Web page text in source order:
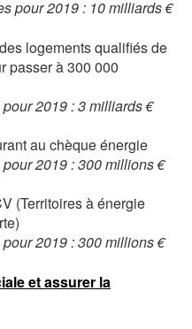
pour 2019 : 10 milliards €
logements qualifiés de
passer à 300 000
2019 : 3 milliards €
au chèque énergie
2019 : 300 millions €
(Territoires à énergie
2019 : 300 millions €
et assurer la